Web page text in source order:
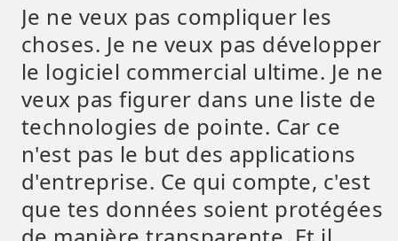
Je ne veux pas compliquer les
choses. Je ne veux pas développer
le logiciel commercial ultime. Je ne
veux pas figurer dans une liste de
technologies de pointe. Car ce
n'est pas le but des applications
d'entreprise. Ce qui compte, c'est
que tes données soient protégées